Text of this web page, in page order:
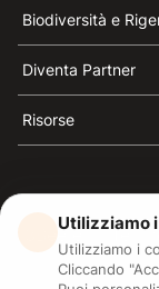
Biodiversità e
Diventa Partner
Risorse
3Bee è il
Utilizziamo
Utilizziamo i
Cliccando